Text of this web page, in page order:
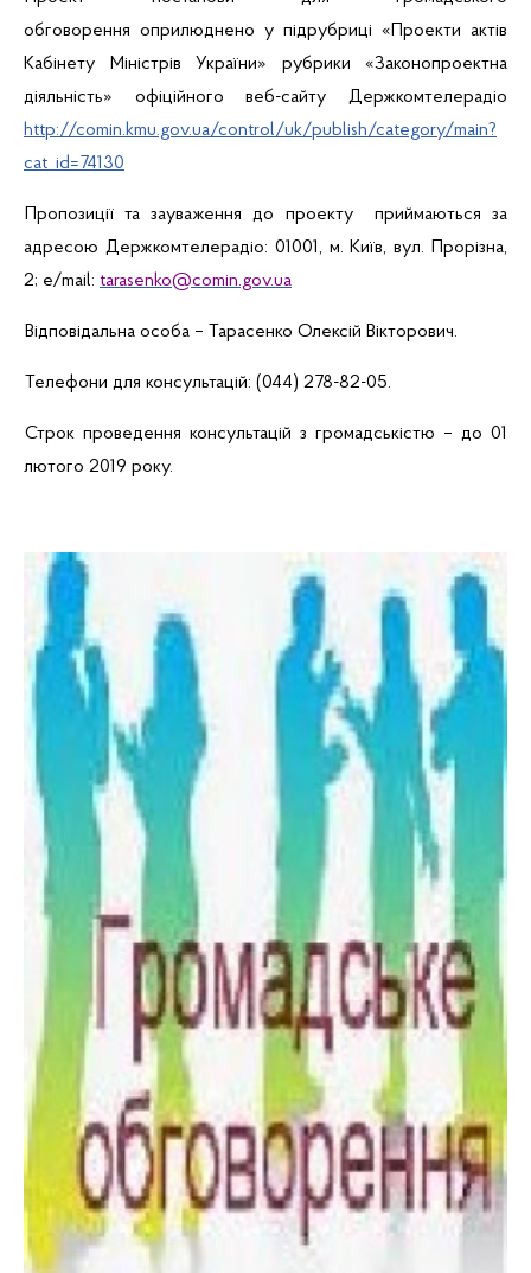
обговорення оприлюднено у підрубриці «Проекти актів
Кабінету Міністрів України» рубрики «Законопроектна
діяльність» офіційноговеб-сайту Держкомтелерадіо
http://comin.kmu.gov.ua/control/uk/publish/category/main?
cat_id=74130
Пропозиції та зауваження до проекту приймаються за
адресою Держкомтелерадіо: 01001, м. Київ, вул. Прорізна,
2; e/mail: tarasenko@comin.gov.ua
Відповідальна особа – Тарасенко Олексій Вікторович.
Телефони для консультацій: (044) 278-82-05.
Строк проведення консультацій з громадськістю – до 01
лютого 2019 року.